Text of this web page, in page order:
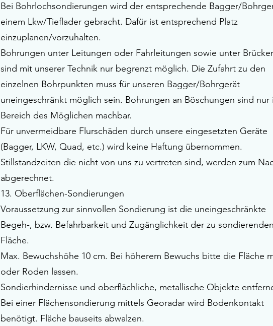
Bei Bohrlochsondierungen wird der entsprechende Bagger/
einem Lkw/Tieflader gebracht. Dafür ist entsprechend Platz
einzuplanen/vorzuhalten.
Bohrungen unter Leitungen oder Fahrleitungen sowie unter
sind mit unserer Technik nur begrenzt möglich. Die Zufahrt zu den
einzelnen Bohrpunkten muss für unseren Bagger/Bohrgerät
uneingeschränkt möglich sein. Bohrungen an Böschungen sind nur
Bereich des Möglichen machbar.
Für unvermeidbare Flurschäden durch unsere eingesetzten Geräte
(Bagger, LKW, Quad, etc.) wird keine Haftung übernommen.
Stillstandzeiten die nicht von uns zu vertreten sind, werden zum
abgerechnet.
13. Oberflächen-Sondierungen
Voraussetzung zur sinnvollen Sondierung ist die uneingeschränkte
Begeh-, bzw. Befahrbarkeit und Zugänglichkeit der zu sondierenden
Fläche.
Max. Bewuchshöhe 10 cm. Bei höherem Bewuchs bitte die Fläche
oder Roden lassen.
Sondierhindernisse und oberflächliche, metallische Objekte
Bei einer Flächensondierung mittels Georadar wird Bodenkontakt
benötigt. Fläche bauseits abwalzen.